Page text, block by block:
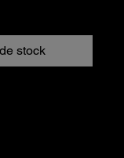
stock